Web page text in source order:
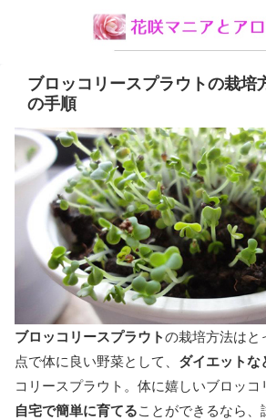
ブロッコリースプラウトの栽
の手順
ブロッコリースプラウトの栽培方法はと
点で体に良い野菜として、 ダイエットな
コリースプラウト。体に嬉しいブロッコ
自宅で簡単に育てることができるなら、